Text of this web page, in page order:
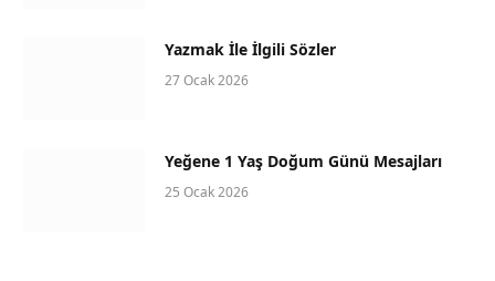
Yazmak İle İlgili Sözler
27 Ocak 2026
Yeğene 1 Yaş Doğum Günü Mesajları
25 Ocak 2026